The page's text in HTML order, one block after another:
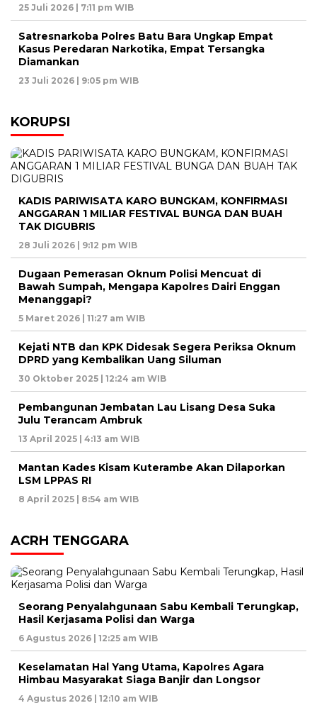
25 Juli 2026 | 7:11 pm WIB
Satresnarkoba Polres Batu Bara Ungkap Empat
Kasus Peredaran Narkotika, Empat Tersangka
Diamankan
23 Juli 2026 | 9:05 pm WIB
KORUPSI
KADIS PARIWISATA KARO BUNGKAM, KONFIRMASI
ANGGARAN 1 MILIAR FESTIVAL BUNGA DAN BUAH
TAK DIGUBRIS
28 Juli 2026 | 9:12 pm WIB
Dugaan Pemerasan Oknum Polisi Mencuat di
Bawah Sumpah, Mengapa Kapolres Dairi Enggan
Menanggapi?
5 Maret 2026 | 11:27 am WIB
Kejati NTB dan KPK Didesak Segera Periksa Oknum
DPRD yang Kembalikan Uang Siluman
30 Oktober 2025 | 12:24 am WIB
Pembangunan Jembatan Lau Lisang Desa Suka
Julu Terancam Ambruk
13 April 2025 | 4:13 am WIB
Mantan Kades Kisam Kuterambe Akan Dilaporkan
LSM LPPAS RI
8 April 2025 | 8:54 am WIB
ACRH TENGGARA
Seorang Penyalahgunaan Sabu Kembali Terungkap,
Hasil Kerjasama Polisi dan Warga
6 Agustus 2026 | 12:25 am WIB
Keselamatan Hal Yang Utama, Kapolres Agara
Himbau Masyarakat Siaga Banjir dan Longsor
4 Agustus 2026 | 12:10 am WIB